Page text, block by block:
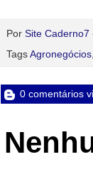
Por Site Caderno7
TagsAgronegócios
0 comentários